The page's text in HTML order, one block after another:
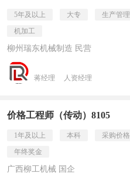
5年及以上 大专 生产管理
机加工
柳州瑞东机械制造 民营
蒋经理 人资经理
价格工程师（传动）8105
1年及以上 本科 采购价格
年终奖金
广西柳工机械 国企